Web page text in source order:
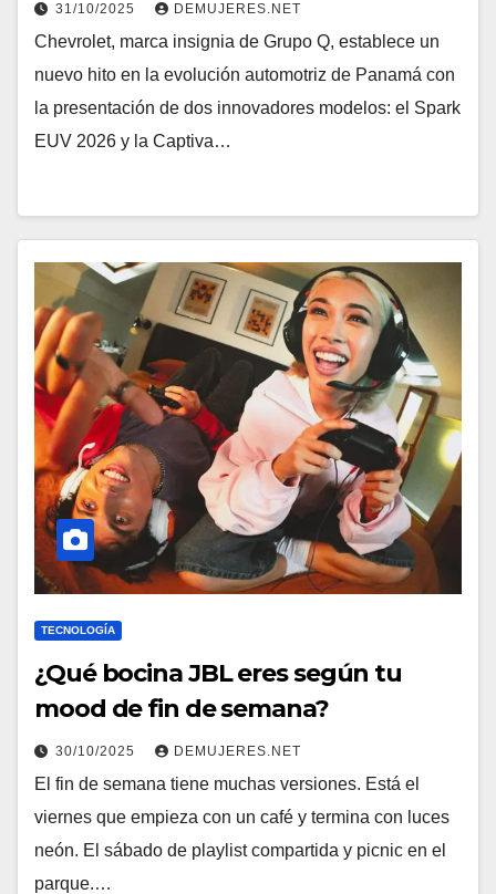
31/10/2025 DEMUJERES.NET
Chevrolet, marca insignia de Grupo Q, establece un
nuevo hito en la evolución automotriz de Panamá con
la presentación de dos innovadores modelos: el Spark
EUV 2026 y la Captiva…
TECNOLOGÍA
¿Qué bocina JBL eres según tu
mood de fin de semana?
30/10/2025 DEMUJERES.NET
El fin de semana tiene muchas versiones. Está el
viernes que empieza con un café y termina con luces
neón. El sábado de playlist compartida y picnic en el
parque.…